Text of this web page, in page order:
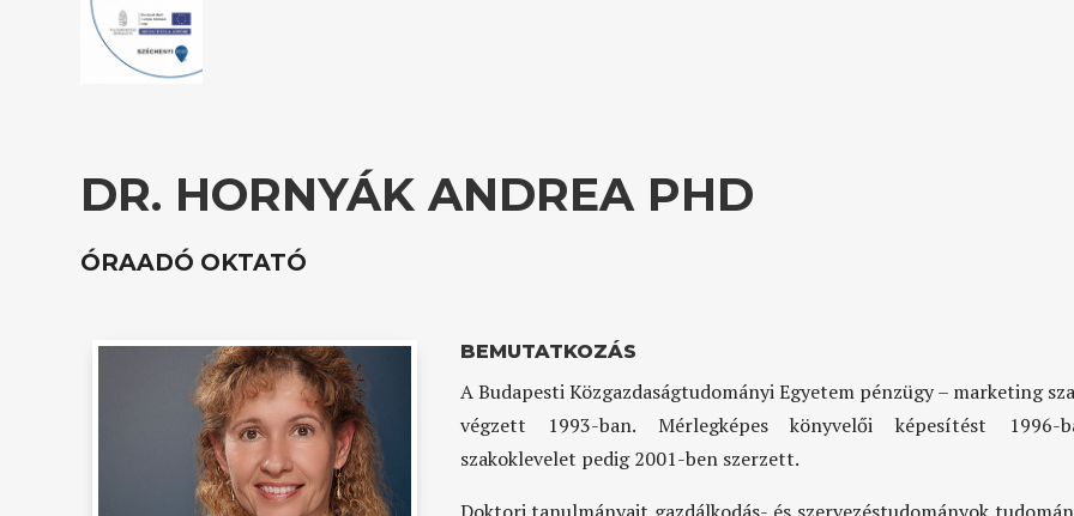
DR. HORNYÁK ANDREA PHD
ÓRAADÓ OKTATÓ
BEMUTATKOZÁS
A Budapesti Közgazdaságtudományi Egyetem pénzügy – marketing
végzett 1993-ban. Mérlegképes könyvelői képesítést 1996-
szakoklevelet pedig 2001-ben szerzett.